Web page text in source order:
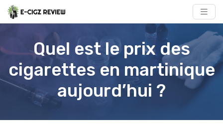
Quel est le prix des
cigarettes en martinique
aujourd’hui ?